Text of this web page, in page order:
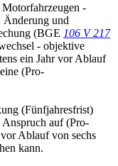
-
Änderung und
(BGE 106 V 217
- objektive
ein Jahr vor Ablauf
(Pro-
(Fünfjahresfrist)
Anspruch auf (Pro-
Ablauf von sechs
kann.